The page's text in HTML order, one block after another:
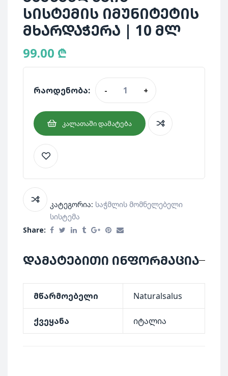
სისტემის იმუნიტეტის
მხარდაჭერა | 10 მლ
99.00 ₾
რაოდენობა: - +
ᲙᲐᲚᲐᲗᲐᲨᲘ ᲓᲐᲛᲐᲢᲔᲑᲐ
კატეგორია: Საჭმლის Მომნელებელი
Სისტემა
Share:
დამატებითი ინფორმაცია
მწარმოებელი Naturalsalus
ქვეყანა იტალია